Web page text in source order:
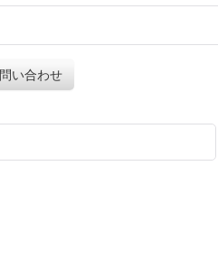
い合わせ